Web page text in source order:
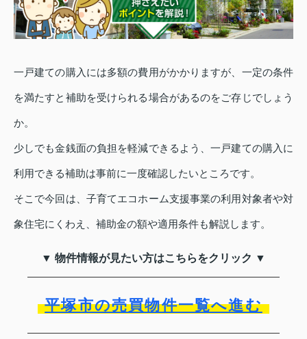
一戸建ての購入には多額の費用がかかりますが、一定の条件
を満たすと補助を受けられる場合があるのをご存じでしょう
か。
少しでも金銭面の負担を軽減できるよう、一戸建ての購入に
利用できる補助は事前に一度確認したいところです。
そこで今回は、子育てエコホーム支援事業の利用対象者や対
象住宅にくわえ、補助金の額や適用条件も解説します。
▼ 物件情報が見たい方はこちらをクリック ▼
平塚市の売買物件一覧へ進む